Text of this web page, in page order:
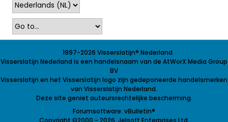
1997-2026 Visserslatijn® Nederland
Visserslatijn Nederland is een handelsnaam van de AtWorX Media Group
BV
Visserslatijn en het Visserslatijn logo zijn gedeponeerde handelsmerken
van Visserslatijn Nederland.
Deze site geniet auteursrechtelijke bescherming.
Forumsoftware: vBulletin®
Copyright ©2000 - 2026, Jelsoft Enterprises Ltd.